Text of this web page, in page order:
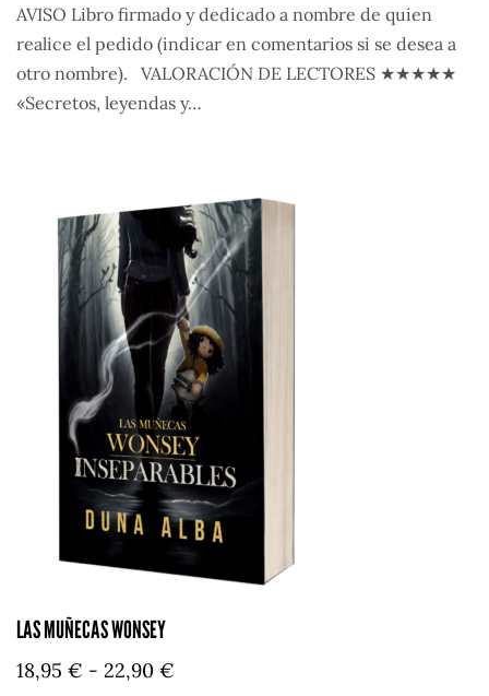
AVISO Libro firmado y dedicado a nombre de quien
realice el pedido (indicar en comentarios si se desea a
otro nombre). VALORACIÓN DE LECTORES ★★★★★
«Secretos, leyendas y…
LAS MUÑECAS WONSEY
18,95 € - 22,90 €